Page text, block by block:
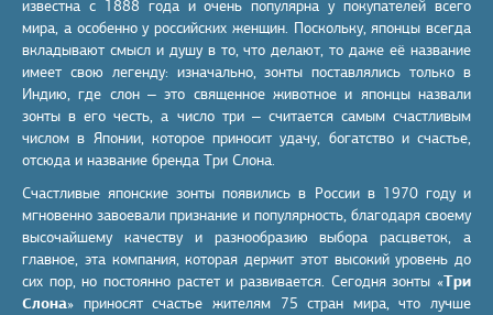
известна с 1888 года и очень популярна у покупателей всего
мира, а особенно у российских женщин. Поскольку, японцы всегда
вкладывают смысл и душу в то, что делают, то даже её название
имеет свою легенду: изначально, зонты поставлялись только в
Индию, где слон – это священное животное и японцы назвали
зонты в его честь, а число три – считается самым счастливым
числом в Японии, которое приносит удачу, богатство и счастье,
отсюда и название бренда Три Слона.
Счастливые японские зонты появились в России в 1970 году и
мгновенно завоевали признание и популярность, благодаря своему
высочайшему качеству и разнообразию выбора расцветок, а
главное, эта компания, которая держит этот высокий уровень до
сих пор, но постоянно растет и развивается. Сегодня зонты «Три
Слона» приносят счастье жителям 75 стран мира, что лучше